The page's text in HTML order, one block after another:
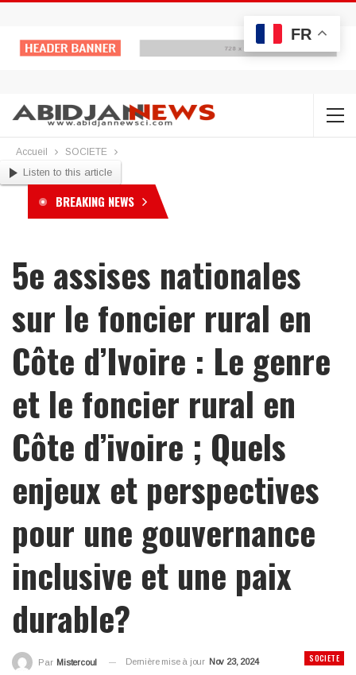
Accueil SOCIETE
Listen to this article
BREAKING NEWS
5e assises nationales
sur le foncier rural en
Côte d’Ivoire : Le genre
et le foncier rural en
Côte d’ivoire ; Quels
enjeux et perspectives
pour une gouvernance
inclusive et une paix
durable?
SOCIETE
Par Mistercoul Dernière mise à jour Nov 23, 2024
FR